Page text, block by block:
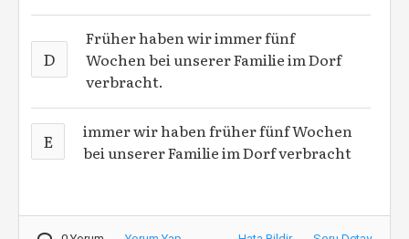
D
Früher haben wir immer fünf
Wochen bei unserer Familie im Dorf
verbracht.
E
immer wir haben früher fünf Wochen
bei unserer Familie im Dorf verbracht